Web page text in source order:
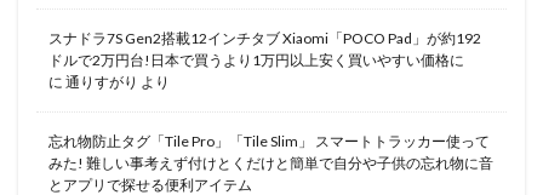
スナドラ7S Gen2搭載12インチタブ Xiaomi「POCO Pad」が約192
ドルで2万円台!日本で買うより1万円以上安く買いやすい価格に
に 通りすがり より
忘れ物防止タグ「Tile Pro」「Tile Slim」 スマートトラッカー使って
みた! 難しい事考えず付けとくだけと簡単で自分や子供の忘れ物に音
とアプリで探せる便利アイテム